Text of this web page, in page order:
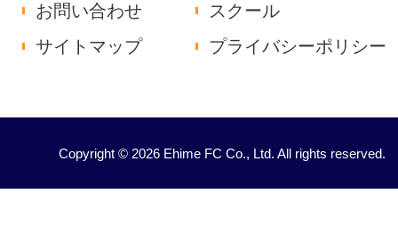
お問い合わせ
スクール
サイトマップ
プライバシーポリシー
Copyright © 2026 Ehime FC Co., Ltd. All rights reserved.